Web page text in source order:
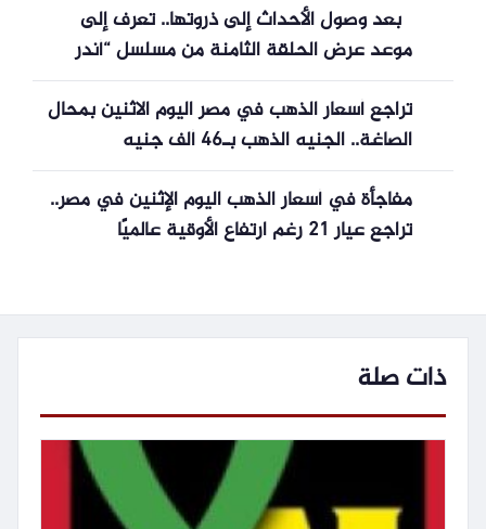
بعد وصول الأحداث إلى ذروتها.. تعرف إلى
موعد عرض الحلقة الثامنة من مسلسل “أندر
إيدج – تحت السن”
تراجع أسعار الذهب في مصر اليوم الاثنين بمحال
الصاغة.. الجنيه الذهب بـ46 ألف جنيه
مفاجأة في أسعار الذهب اليوم الإثنين في مصر..
تراجع عيار 21 رغم ارتفاع الأوقية عالميًا
ذات صلة